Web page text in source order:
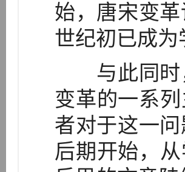
始，唐宋变
世纪初已成
与此同时
变革的一系
者对于这一
后期开始，